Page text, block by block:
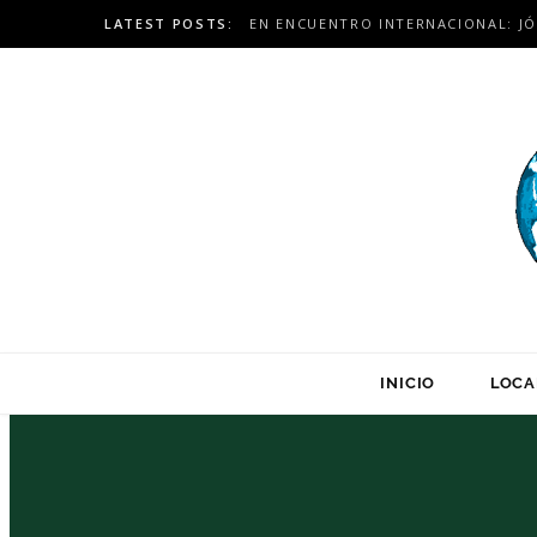
LATEST POSTS:
INICIO